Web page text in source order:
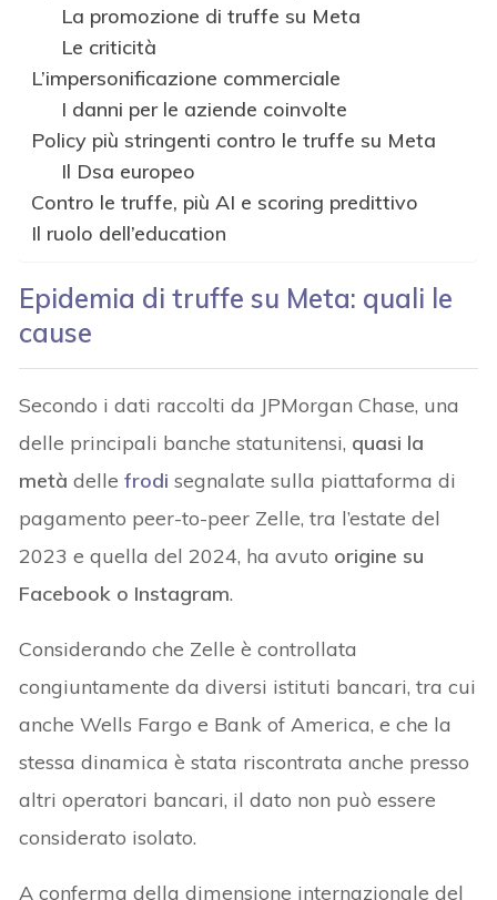
La promozione di truffe su Meta
Le criticità
L’impersonificazione commerciale
I danni per le aziende coinvolte
Policy più stringenti contro le truffe su Meta
Il Dsa europeo
Contro le truffe, più AI e scoring predittivo
Il ruolo dell’education
Epidemia di truffe su Meta: quali le
cause
Secondo i dati raccolti da JPMorgan Chase, una
delle principali banche statunitensi, quasi la
metàdelle frodi segnalate sulla piattaforma di
pagamento peer-to-peer Zelle, tra l’estate del
2023 e quella del 2024, ha avuto origine su
Facebook o Instagram.
Considerando che Zelle è controllata
congiuntamente da diversi istituti bancari, tra cui
anche Wells Fargo e Bank of America, e che la
stessa dinamica è stata riscontrata anche presso
altri operatori bancari, il dato non può essere
considerato isolato.
A conferma della dimensione internazionale del